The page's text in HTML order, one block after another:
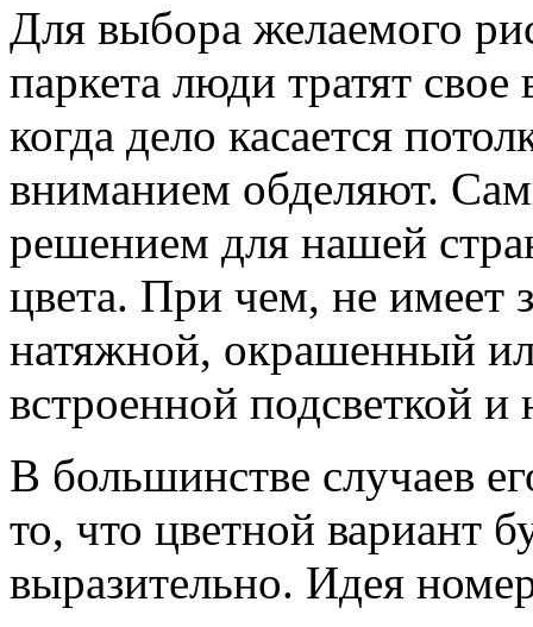
Для выбора желаемого
паркета люди тратят
когда дело касается
вниманием обделяют.
решением для нашей
цвета. При чем, не имеет
натяжной, окрашенный
встроенной подсветкой
В большинстве случаев
то, что цветной вариант
выразительно. Идея